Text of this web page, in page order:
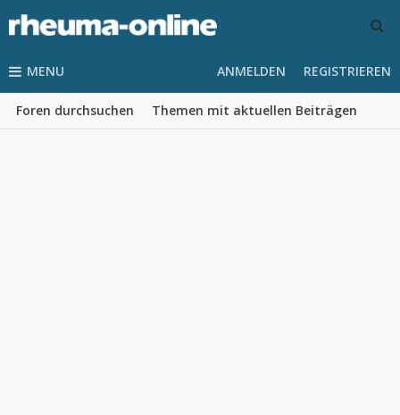
MENU
Foren durchsuchen Themen mit aktuellen Beiträgen
ANMELDEN REGISTRIEREN